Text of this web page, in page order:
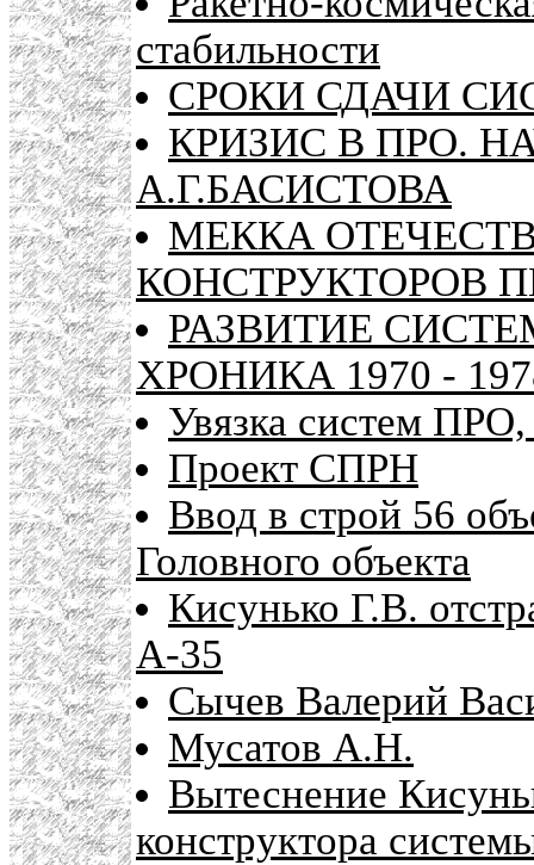
стабильности
СРОКИ СДАЧИ
КРИЗИС В ПРО.
А.Г.БАСИСТОВА
МЕККА
КОНСТРУКТОРОВ
РАЗВИТИЕ
ХРОНИКА 1970 -
Увязка систем
Проект СПРН
Ввод в строй 56
Головного объекта
Кисунько Г.В.
А-35
Сычев Валерий
Мусатов А.Н.
Вытеснение
конструктора